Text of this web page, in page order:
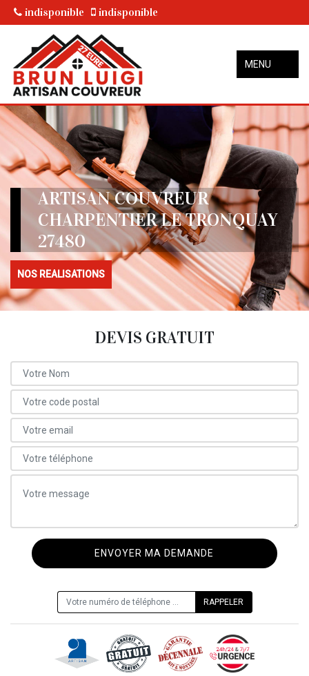
indisponible indisponible
MENU
ARTISAN COUVREUR
CHARPENTIER LE TRONQUAY
27480
NOS REALISATIONS
DEVIS GRATUIT